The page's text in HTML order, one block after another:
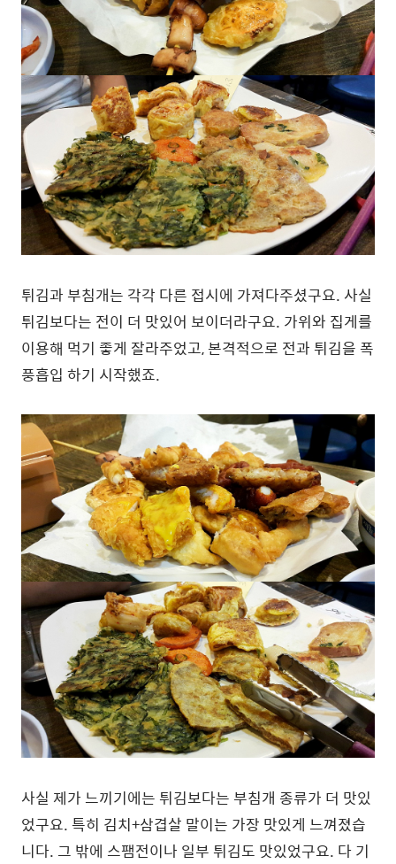
튀김과 부침개는 각각 다른 접시에 가져다주셨구요. 사실
튀김보다는 전이 더 맛있어 보이더라구요. 가위와 집게를
이용해 먹기 좋게 잘라주었고, 본격적으로 전과 튀김을 폭
풍흡입 하기 시작했죠.
사실 제가 느끼기에는 튀김보다는 부침개 종류가 더 맛있
었구요. 특히 김치+삼겹살 말이는 가장 맛있게 느껴졌습
니다. 그 밖에 스팸전이나 일부 튀김도 맛있었구요. 다 기